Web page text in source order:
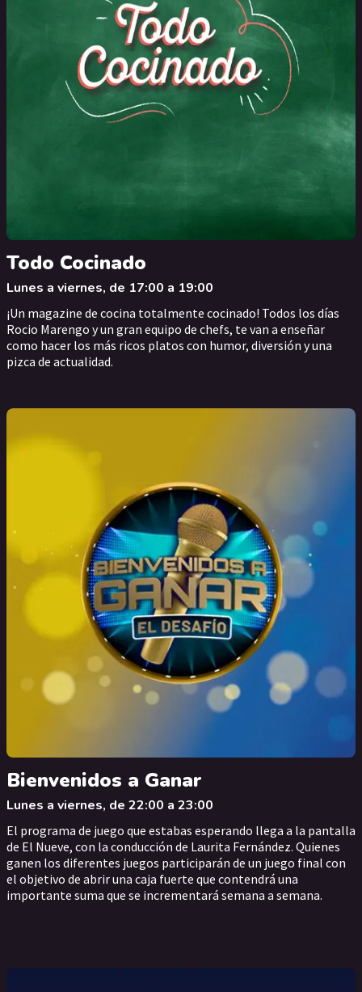
Todo Cocinado
Lunes a viernes, de 17:00 a 19:00
¡Un magazine de cocina totalmente cocinado! Todos los días
Rocio Marengo y un gran equipo de chefs, te van a enseñar
como hacer los más ricos platos con humor, diversión y una
pizca de actualidad.
Bienvenidos a Ganar
Lunes a viernes, de 22:00 a 23:00
El programa de juego que estabas esperando llega a la pantalla
de El Nueve, con la conducción de Laurita Fernández. Quienes
ganen los diferentes juegos participarán de un juego final con
el objetivo de abrir una caja fuerte que contendrá una
importante suma que se incrementará semana a semana.